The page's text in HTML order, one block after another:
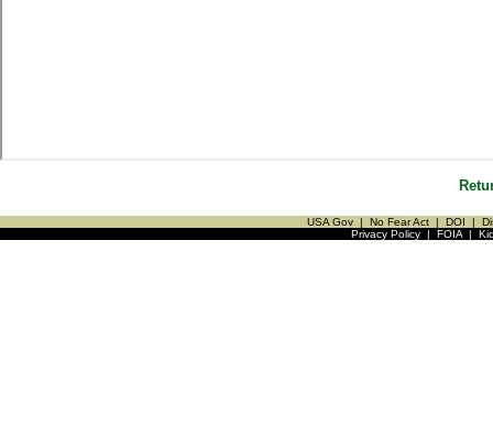
USA Gov | No Fear Act | DOI |
Privacy Policy| FOIA|